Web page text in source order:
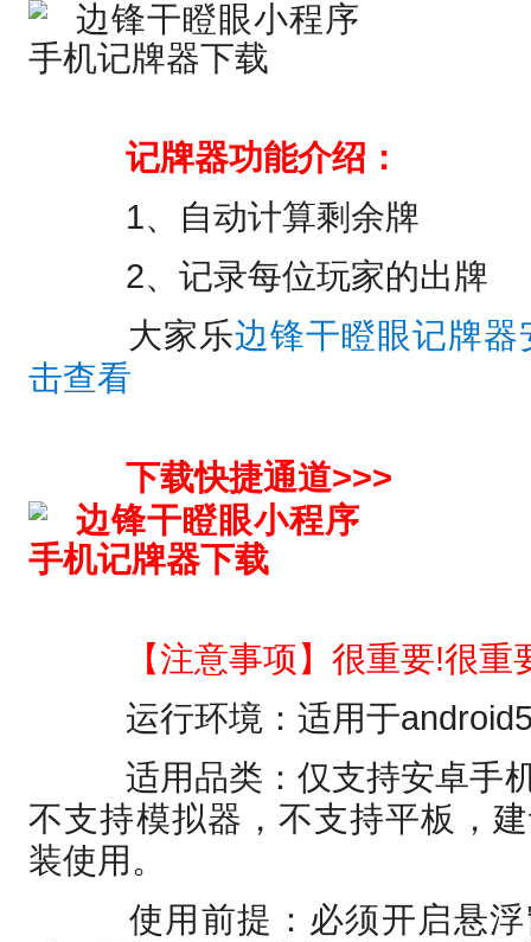
记牌器功能介绍：
1、自动计算剩余牌
2、记录每位玩家的出牌
大家乐边锋干瞪眼记牌器
击查看
下载快捷通道>>>
【注意事项】很重要!很重
运行环境：适用于
适用品类：仅支持安卓手
不支持模拟器，不支持平板，
装使用。
使用前提：必须开启悬浮